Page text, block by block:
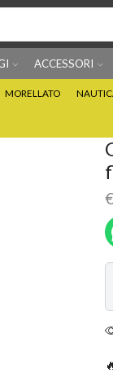
ACCESSORI
MORELLATO
€